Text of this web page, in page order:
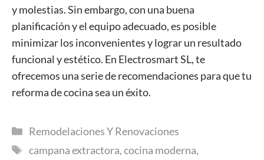
y molestias. Sin embargo, con una buena
planificación y el equipo adecuado, es posible
minimizar los inconvenientes y lograr un resultado
funcional y estético. En Electrosmart SL, te
ofrecemos una serie de recomendaciones para que tu
reforma de cocina sea un éxito.
Categorías
Remodelaciones Y Renovaciones
Etiquetas
campana extractora,cocina moderna,